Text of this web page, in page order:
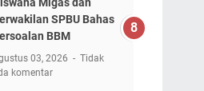
SPBU Bahas
BBM
03, 2026
Tidak
komentar